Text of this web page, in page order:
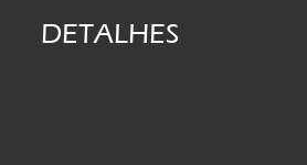
DETALHES